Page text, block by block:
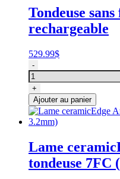
4FC
(3/8''
ou
Tondeuse
rechargeable
529.99$
quantité
de
Tondeuse
sans
fil
Pulse
ZR
Andis,
rechargeable
-
+
Ajouter au panier
Lame
tondeuse 7FC